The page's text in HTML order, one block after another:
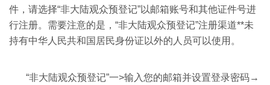
件，请选择“非大陆观众预登记”以邮箱账号和其他证件号进
行注册。需要注意的是，“非大陆观众预登记”注册渠道**未
持有中华人民共和国居民身份证以外的人员可以使用。
“非大陆观众预登记”一>输入您的邮箱并设置登录密码→